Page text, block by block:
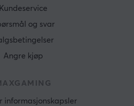
Kundeservice
og svar
Angre kjøp
informasjonskapsler